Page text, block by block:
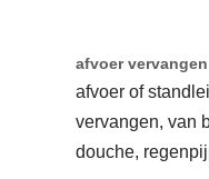
afvoer vervangen
afvoer of
vervangen, van
douche,